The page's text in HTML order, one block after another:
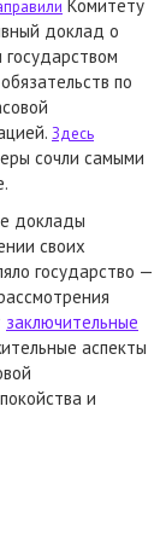
Комитету
доклад о
по
Здесь
сочли самыми
доклады
своих
государство —
заключительные
аспекты
и